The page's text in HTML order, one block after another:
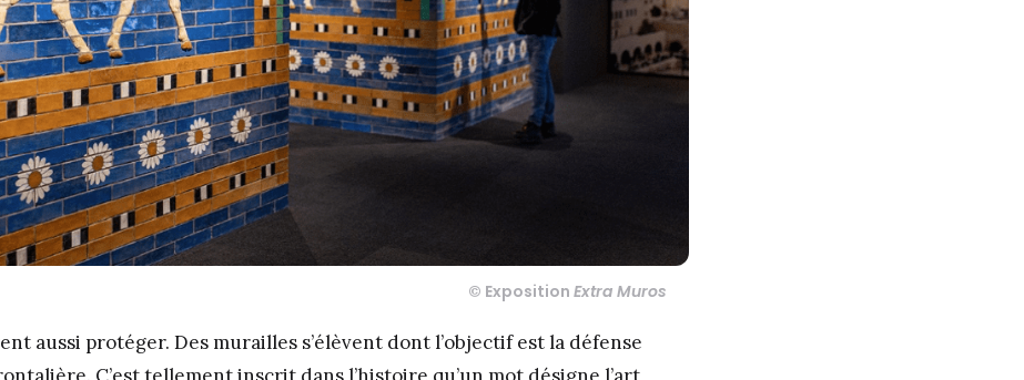
© Exposition Extra Muros
aussi protéger. Des murailles s’élèvent dont l’objectif est la défense